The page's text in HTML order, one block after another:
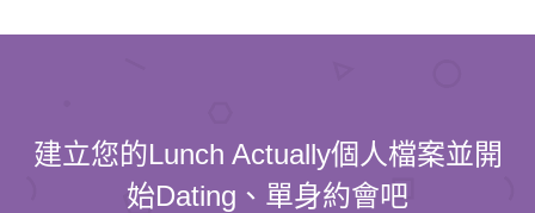
建立您的Lunch Actually個人檔案並開
始Dating、單身約會吧